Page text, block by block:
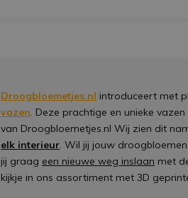
Droogbloemetjes.nl introduceert met
vazen. Deze prachtige en unieke
van Droogbloemetjes.nl Wij zien dit
elk interieur. Wil jij jouw
jij graag een nieuwe weg inslaan met
kijkje in ons assortiment met 3D